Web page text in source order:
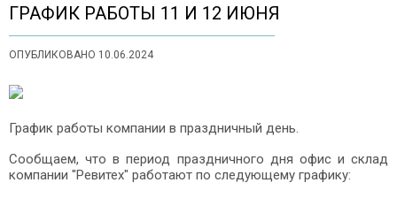
ГРАФИК РАБОТЫ 11 И 12 ИЮНЯ
ОПУБЛИКОВАНО 10.06.2024
График работы компании в праздничный день.
Сообщаем, что в период праздничного дня офис и склад
компании "Ревитех" работают по следующему графику: